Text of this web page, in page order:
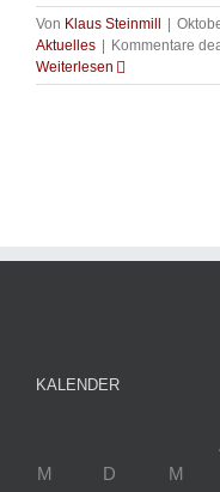
Von Klaus Steinmill
Aktuelles
Kommentare
Weiterlesen
KALENDER
M
D M